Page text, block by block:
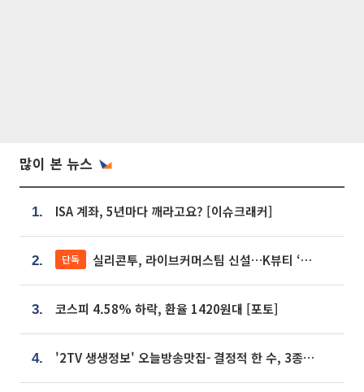
많이 본 뉴스
1. ISA 계좌, 5년마다 깨라고요? [이슈크래커]
2. 단독 실리콘투, 라이브커머스팀 신설…K뷰티 ‘글로벌 판매망’ 확대[K뷰티 라방戰]
3. 코스피 4.58% 하락, 환율 1420원대 [포토]
4. '2TV 생생정보' 오늘방송맛집- 결정적 한 수, 3종 메밀면! 메밀 소바 맛집 '의○○○○'